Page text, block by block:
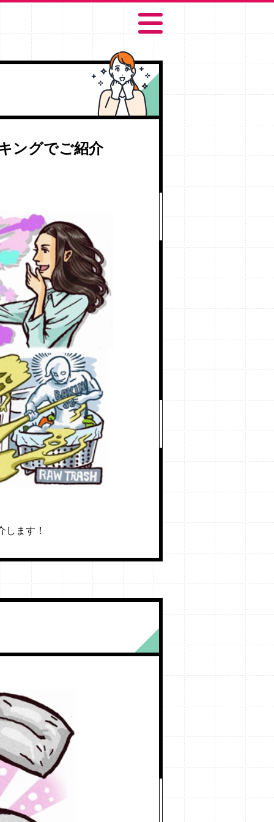
ングでご紹介
ます！